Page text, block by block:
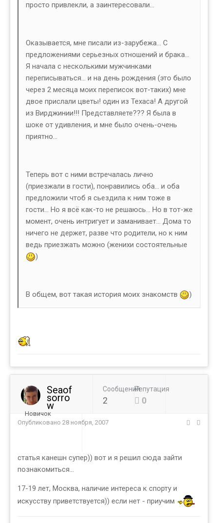
просто привлекли, а заинтересовали...
Оказывается, мне писали из-зарубежа... С
предложениями серьезных отношений и брака...
Я начала с несколькими мужчинками
переписываться... и на день рождения (это было
через 2 месяца моих переписок вот-таких) мне
двое прислали цветы! один из Техаса! А другой
из Вирджинии!!! Представляете??? Я была в
шоке от удивления, и мне было очень-очень
приятно...
Теперь вот с ними встречалась лично
(приезжали в гости), понравились оба... и оба
предложили чтоб я сьездила к ним тоже в
гости... Но я всё как-то не решаюсь... Но в тот-же
момент, очень интригует и заманивает... Дома то
ничего не держет, разве что родители, но к ним
ведь приезжать можно (женихи состоятельные
)
В общем, вот такая история моих знакомств )
Seaof
sorro
w
Новичок
Сообщений
2
Репутация
0
Опубликовано 28 ноября, 2007
статья канешн супер)) вот и я решил сюда зайти
познакомиться...
17-19 лет, Москва, наличие интереса к спорту и
искусству приветствуется)) если нет - приучим